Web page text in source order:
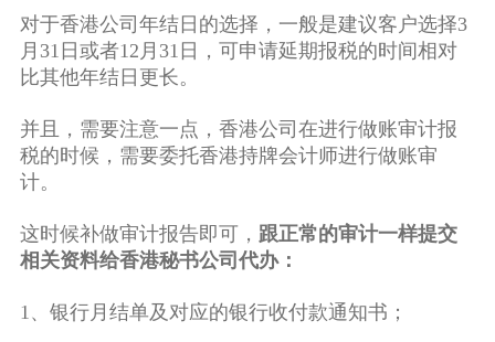
对于香港公司年结日的选择，一般是建议客户选择3
月31日或者12月31日，可申请延期报税的时间相对
比其他年结日更长。
并且，需要注意一点，香港公司在进行做账审计报
税的时候，需要委托香港持牌会计师进行做账审
计。
这时候补做审计报告即可， 跟正常的审计一样提交
相关资料给香港秘书公司代办：
1、银行月结单及对应的银行收付款通知书；